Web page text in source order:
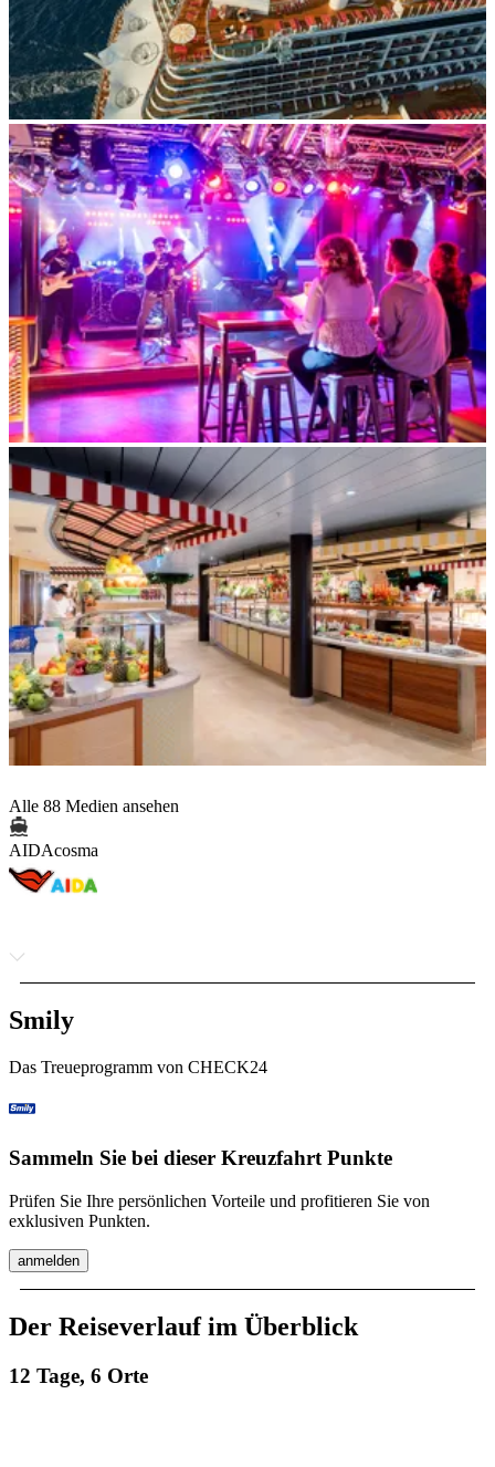
Alle 88 Medien ansehen
AIDAcosma
Smily
Das Treueprogramm von CHECK24
Sammeln Sie bei dieser Kreuzfahrt Punkte
Prüfen Sie Ihre persönlichen Vorteile und profitieren Sie von
exklusiven Punkten.
anmelden
Der Reiseverlauf im Überblick
12 Tage, 6 Orte